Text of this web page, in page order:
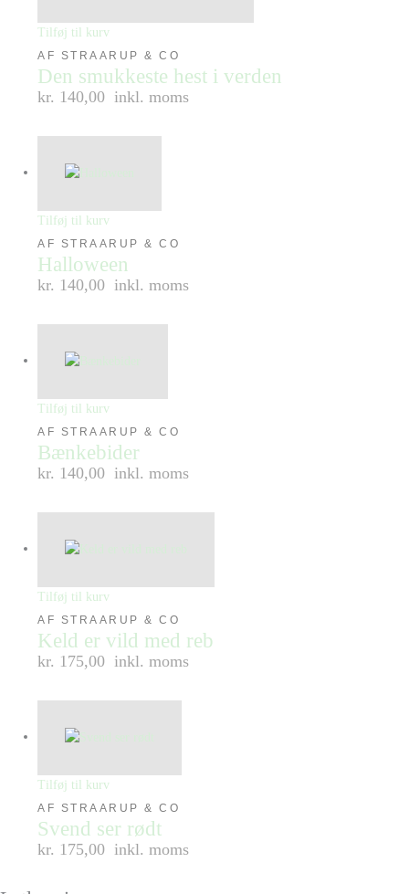
Tilføj til kurv
AF STRAARUP & CO
Den smukkeste hest i verden
kr. 140,00 inkl. moms
Tilføj til kurv
AF STRAARUP & CO
Halloween
kr. 140,00 inkl. moms
Tilføj til kurv
AF STRAARUP & CO
Bænkebider
kr. 140,00 inkl. moms
Tilføj til kurv
AF STRAARUP & CO
Keld er vild med reb
kr. 175,00 inkl. moms
Tilføj til kurv
AF STRAARUP & CO
Svend ser rødt
kr. 175,00 inkl. moms